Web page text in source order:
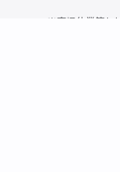
※育児休業等と